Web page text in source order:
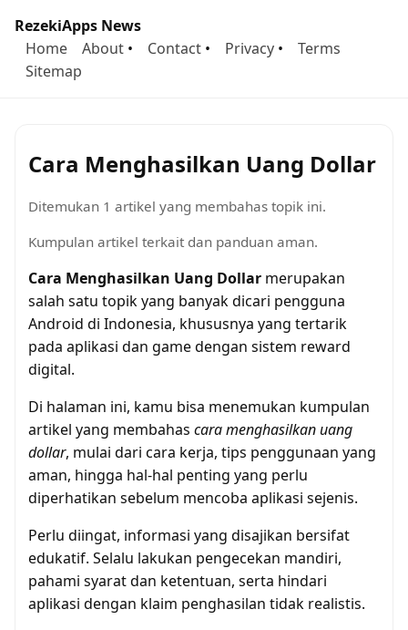
RezekiApps News
Home
About • Contact • Privacy •
Terms
Sitemap
Cara Menghasilkan Uang Dollar
Ditemukan 1 artikel yang membahas topik ini.
Kumpulan artikel terkait dan panduan aman.
Cara Menghasilkan Uang Dollar merupakan
salah satu topik yang banyak dicari pengguna
Android di Indonesia, khususnya yang tertarik
pada aplikasi dan game dengan sistem reward
digital.
Di halaman ini, kamu bisa menemukan kumpulan
artikel yang membahas cara menghasilkan uang
dollar, mulai dari cara kerja, tips penggunaan yang
aman, hingga hal-hal penting yang perlu
diperhatikan sebelum mencoba aplikasi sejenis.
Perlu diingat, informasi yang disajikan bersifat
edukatif. Selalu lakukan pengecekan mandiri,
pahami syarat dan ketentuan, serta hindari
aplikasi dengan klaim penghasilan tidak realistis.